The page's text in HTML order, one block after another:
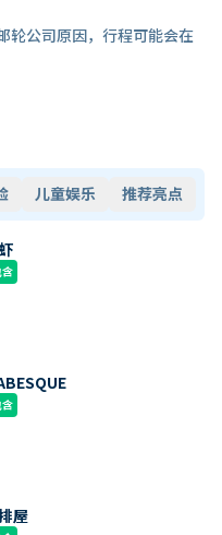
轮公司原因，行程可能会在
儿童娱乐 推荐亮点
屋